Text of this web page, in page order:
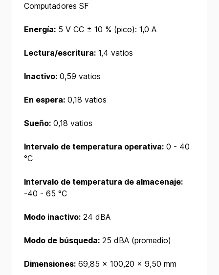
Computadores SF
Energía: 5 V CC ± 10 % (pico): 1,0 A
Lectura/escritura: 1,4 vatios
Inactivo: 0,59 vatios
En espera: 0,18 vatios
Sueño: 0,18 vatios
Intervalo de temperatura operativa: 0 - 40
°C
Intervalo de temperatura de almacenaje:
-40 - 65 °C
Modo inactivo: 24 dBA
Modo de búsqueda: 25 dBA (promedio)
Dimensiones: 69,85 x 100,20 x 9,50 mm